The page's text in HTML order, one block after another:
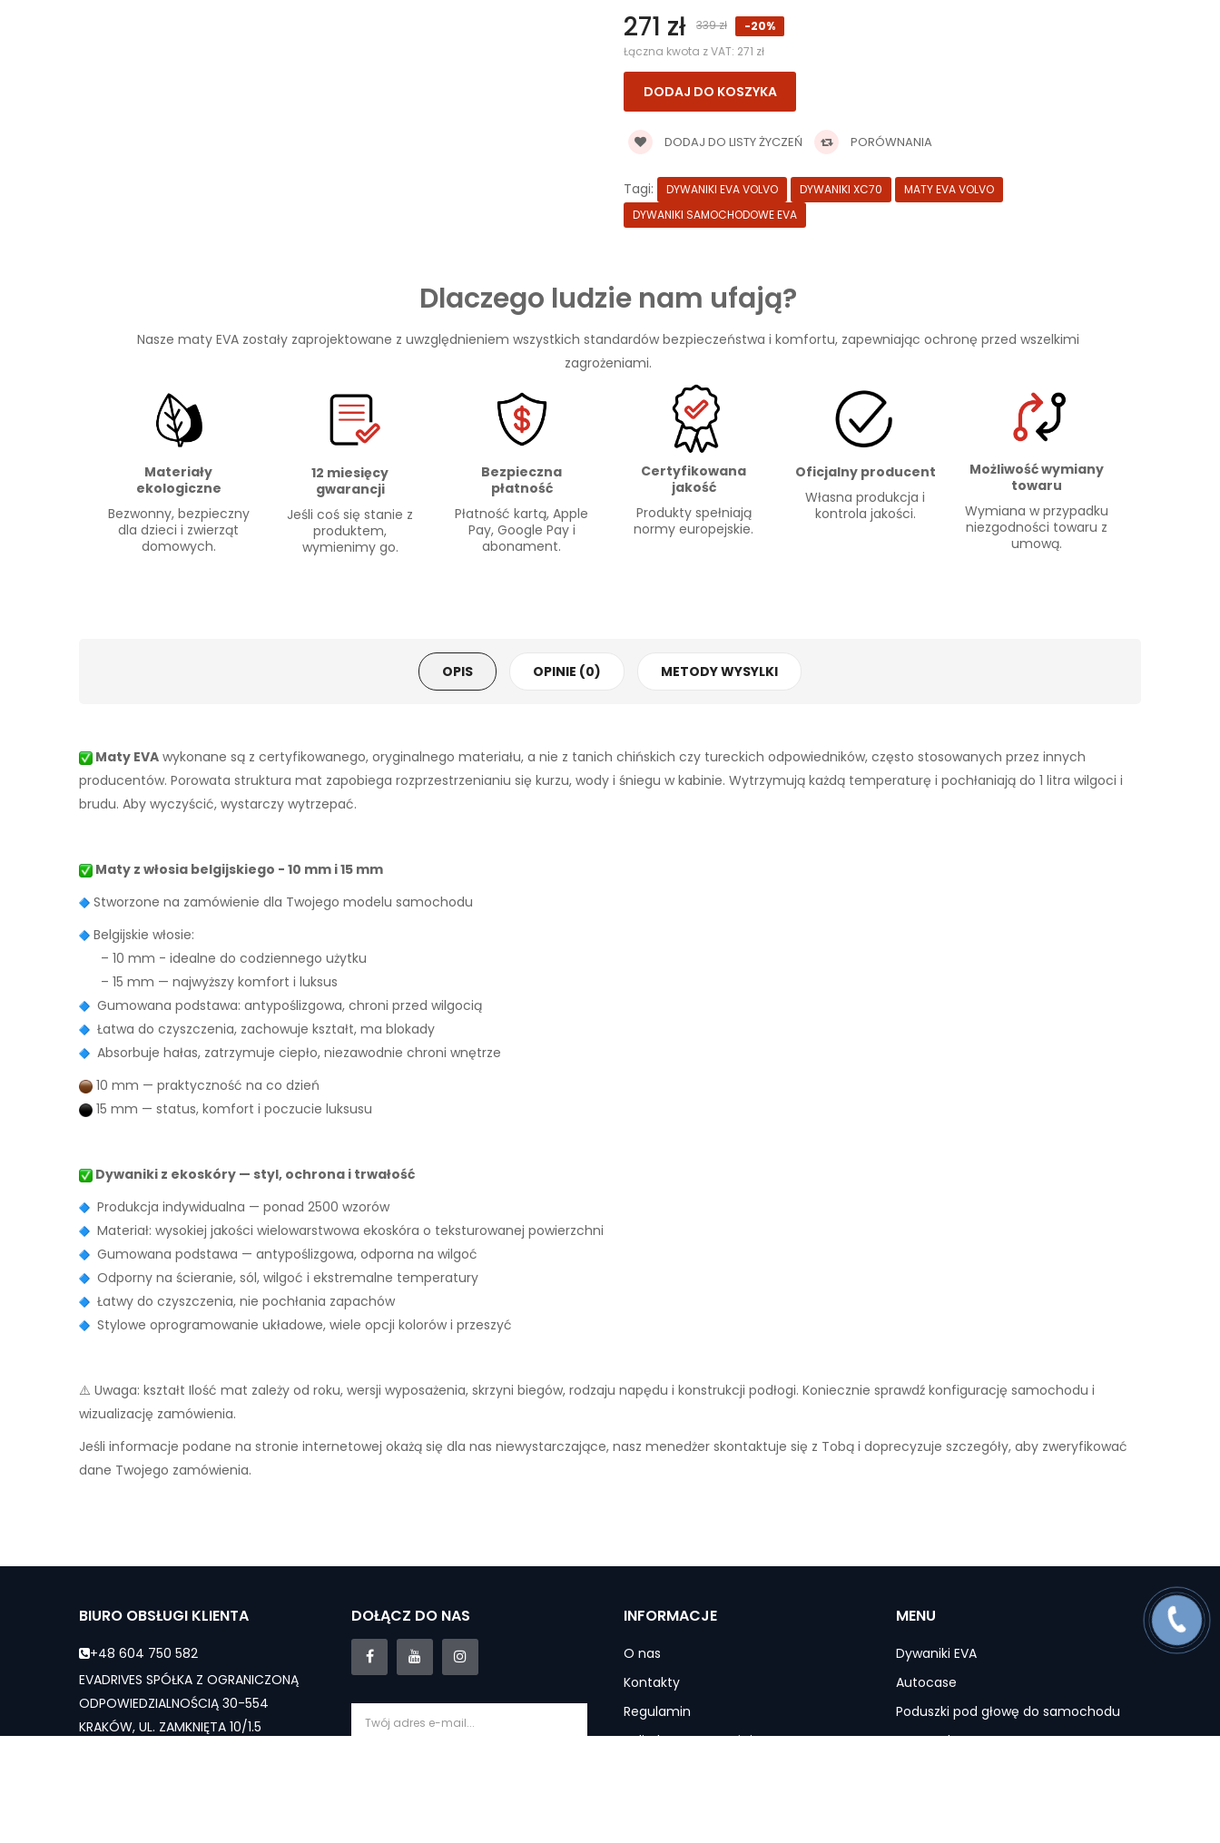
271 zł 339 zł
-20%
Łączna kwota z VAT: 271 zł
DODAJ DO LISTY ŻYCZEŃ PORÓWNANIA
Tagi: DYWANIKI EVA VOLVO DYWANIKI XC70
MATY EVA VOLVO
DYWANIKI SAMOCHODOWE EVA
Dlaczego ludzie nam ufają?
Nasze maty EVA zostały zaprojektowane z uwzględnieniem wszystkich standardów bezpieczeństwa i komfortu, zapewniając ochronę przed wszelkimi
zagrożeniami.
Materiały
ekologiczne
Bezwonny, bezpieczny
dla dzieci i zwierząt
domowych.
12 miesięcy
gwarancji
Jeśli coś się stanie z
produktem,
wymienimy go.
Bezpieczna
płatność
Płatność kartą, Apple
Pay, Google Pay i
abonament.
Certyfikowana
jakość
Produkty spełniają
normy europejskie.
Oficjalny producent
Własna produkcja i
kontrola jakości.
Możliwość wymiany
towaru
Wymiana w przypadku
niezgodności towaru z
umową.
OPIS OPINIE (0) METODY WYSYLKI
Maty EVA wykonane są z certyfikowanego, oryginalnego materiału, a nie z tanich chińskich czy tureckich odpowiedników, często stosowanych przez innych
producentów. Porowata struktura mat zapobiega rozprzestrzenianiu się kurzu, wody i śniegu w kabinie. Wytrzymują każdą temperaturę i pochłaniają do 1 litra wilgoci i
brudu. Aby wyczyścić, wystarczy wytrzepać.
Maty z włosia belgijskiego - 10 mm i 15 mm
Stworzone na zamówienie dla Twojego modelu samochodu
Belgijskie włosie:
– 10 mm - idealne do codziennego użytku
– 15 mm — najwyższy komfort i luksus
Gumowana podstawa: antypoślizgowa, chroni przed wilgocią
Łatwa do czyszczenia, zachowuje kształt, ma blokady
Absorbuje hałas, zatrzymuje ciepło, niezawodnie chroni wnętrze
10 mm — praktyczność na co dzień
15 mm — status, komfort i poczucie luksusu
Dywaniki z ekoskóry — styl, ochrona i trwałość
Produkcja indywidualna — ponad 2500 wzorów
Materiał: wysokiej jakości wielowarstwowa ekoskóra o teksturowanej powierzchni
Gumowana podstawa — antypoślizgowa, odporna na wilgoć
Odporny na ścieranie, sól, wilgoć i ekstremalne temperatury
Łatwy do czyszczenia, nie pochłania zapachów
Stylowe oprogramowanie układowe, wiele opcji kolorów i przeszyć
⚠️ Uwaga: kształt Ilość mat zależy od roku, wersji wyposażenia, skrzyni biegów, rodzaju napędu i konstrukcji podłogi. Koniecznie sprawdź konfigurację samochodu i
wizualizację zamówienia.
Jeśli informacje podane na stronie internetowej okażą się dla nas niewystarczające, nasz menedżer skontaktuje się z Tobą i doprecyzuje szczegóły, aby zweryfikować
dane Twojego zamówienia.
BIURO OBSŁUGI KLIENTA
+48 604 750 582
EVADRIVES SPÓŁKA Z OGRANICZONĄ
ODPOWIEDZIALNOŚCIĄ 30-554
KRAKÓW, UL. ZAMKNIĘTA 10/1.5
DOŁĄCZ DO NAS INFORMACJE
O nas
Kontakty
Regulamin
Polityka prywatności
MENU
Dywaniki EVA
Autocase
Poduszki pod głowę do samochodu
Maty ochronne